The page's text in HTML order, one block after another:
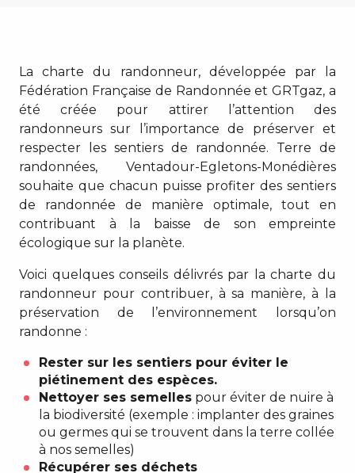
La charte du randonneur, développée par la
Fédération Française de Randonnée et GRTgaz, a
été créée pour attirer l’attention des
randonneurs sur l’importance de préserver et
respecter les sentiers de randonnée. Terre de
randonnées, Ventadour-Egletons-Monédières
souhaite que chacun puisse profiter des sentiers
de randonnée de manière optimale, tout en
contribuant à la baisse de son empreinte
écologique sur la planète.
Voici quelques conseils délivrés par la charte du
randonneur pour contribuer, à sa manière, à la
préservation de l’environnement lorsqu’on
randonne :
Rester sur les sentiers pour éviter le
piétinement des espèces.
Nettoyer ses semellespour éviter de nuire à
la biodiversité (exemple : implanter des graines
ou germes qui se trouvent dans la terre collée
à nos semelles)
Récupérer ses déchets